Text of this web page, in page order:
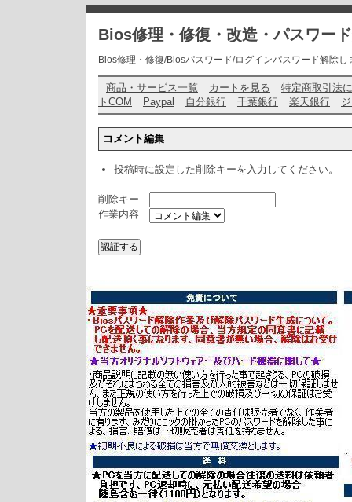
Bios修理・修復・改造・パスワー
Bios修理・修復/Biosパスワード/ログインパスワード解除
商品・サービス一覧 カートを見る
特定商取引法
トCOM
Paypal 自分銀行 千葉銀行 楽天銀行
コメント編集
投稿時に設定した削除キーを入力してください。
削除キー
作業内容